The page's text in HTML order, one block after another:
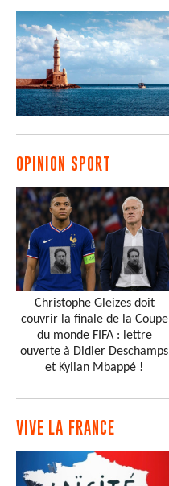
OPINION SPORT
Christophe Gleizes doit
couvrir la finale de la Coupe
du monde FIFA : lettre
ouverte à Didier Deschamps
et Kylian Mbappé !
VIVE LA FRANCE